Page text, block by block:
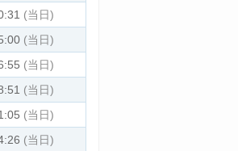
(当日)
(当日)
(当日)
(当日)
(当日)
(当日)